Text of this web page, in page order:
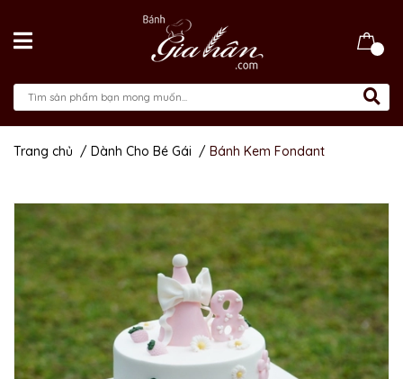
Trang chủ / Dành Cho Bé Gái / Bánh Kem Fondant